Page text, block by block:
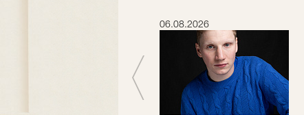
06.08.2026